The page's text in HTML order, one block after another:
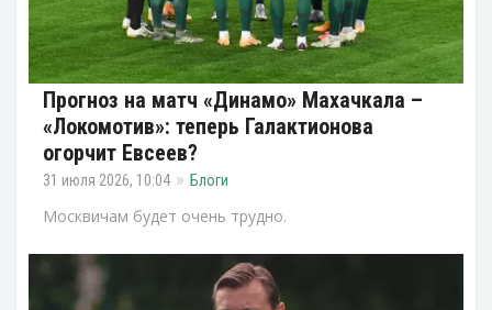
Прогноз на матч «Динамо» Махачкала –
«Локомотив»: теперь Галактионова
огорчит Евсеев?
31 июля 2026, 10:04 Блоги
Москвичам будет очень трудно.